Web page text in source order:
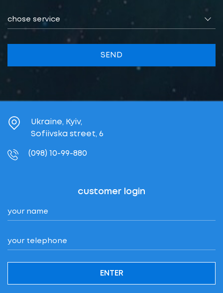
chose service
SEND
Ukraine, Kyiv,
Sofiivska street, 6
(098) 10-99-880
customer login
ENTER